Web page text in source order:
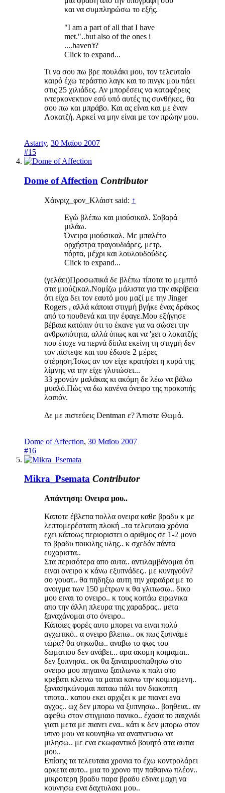
και να συμπληρώσω το εξής.
"I am a part of all that I have
met."..but also of the ones i
....haven't?
Click to expand...
Τι να σου πω βρε πουλάκι μου, τον τελευταίο
καιρό έχω τεράστιο λαγκ και το πινγκ μου πάει
στις 25 χιλιάδες. Αν μπορέσεις να καταφέρεις
ιντερκονεκτιον εσύ υπό αυτές τις συνθήκες, θα
σου πω και μπράβο. Και ας είναι και με έναν
Λοκατζή. Αρκεί να μην είναι με τον πρώην μου.
Astarty, 30 Μαϊου 2007
#15
Dome of Affection Contributor
Χάινριχ_φον_Κλάιστ said: ↑
Εγώ βλέπω και μιούσικαλ. Σοβαρά
μιλάω.
Όνειρα μιούσικαλ. Με μπαλέτο
ορχήστρα τραγουδιάρες, μετρ,
πόρτα, μέχρι και λουλουδούδες.
Click to expand...
(γελάει)Προσωπικά δε βλέπω τίποτα το μεμπτό
στα μιούζικαλ.Νομίζω μάλιστα για την ακρίβεια
ότι είχα δει τον εαυτό μου μαζί με την Jinger
Rogers , αλλά κάποια στιγμή βγήκε ένας δράκος
από το πουθενά και την έφαγε.Μου εξήγησε
βέβαια κατόπιν ότι το έκανε για να σώσει την
ανθρωπότητα, αλλά όπως και να 'χει ο λοκατζής
που έτυχε να περνά δίπλα εκείνη τη στιγμή δεν
τον πίστεψε και του έδωσε 2 μέρες
στέρηση.Ίσως αν τον είχε κρατήσει η κυρά της
λίμνης να την είχε γλυτώσει...
33 χρονών μαλάκας κι ακόμη δε λέω να βάλω
μυαλό.Πώς να δω κανένα όνειρο της προκοπής
λοιπόν.
Δε με πιστεύεις Dentman ε? Άπιστε Θωμά.
Dome of Affection, 30 Μαϊου 2007
#16
Mikra_Psemata Contributor
Απάντηση: Ονειρα μου..
Καποτε έβλεπα πολλα ονειρα καθε βραδυ κ με
λεπτομερέστατη πλοκή ..τα τελευταια χρόνια
εχει κάποως περιοριστει ο αριθμος σε 1-2 μονο
το βραδυ ποικιλης υλης.. κ σχεδόν πάντα
ευχαριστα..
Στα περισότερα απο αυτα.. αντιλαμβάνομαι ότι
ειναι ονειρο κ κάνω εξυπνάδες.. με κυνηγούν?
σο γουατ.. θα πηδηξω αυτη την χαραδρα με το
ανοιγμα των 150 μέτρων κ θα γλιτωσω.. δικο
μου ειναι το ονειρο.. κ τους κοιτάω ειρωνικα
απο την άλλη πλευρα της χαραδρας.. μετα
ξαναχάνομαι στο όνειρο..
Κάποιες φορές αυτο μπορει να ειναι πολύ
αγχωτικό.. α ονειρο βλεπω.. οκ πως ξυπνάμε
τώρα? θα σηκωθω.. αναβω το φως του
δωματιου δεν ανάβει... αρα ακομη κοιμαμαι..
δεν ξυπνησα.. οκ θα ξαναπροσπαθησω στο
ονειρο μου πηγαινω ξαπλωνω κ παλι στο
κρεβατι κλεινω τα ματια κανω την κοιμισμενη..
ξανασηκώνομαι παταω πάλι τον διακοπτη
τιποτα.. καπου εκει αρχιζει κ με πιανει ενα
αγχος.. ωχ δεν μπορω να ξυπνησω.. βοηθεια.. αν
αφεθω στον στιγμιαιο πανικο.. έχασα το παιχνιδι
γιατι μετα με πιανει ενα.. κάτι κ δεν μπορω στον
υπνο μου να κουνηθω να αναπνευσω να
μιλησω.. με ενα εκωφαντικό βουητό στα αυτια
μου..
Επίσης τα τελευταια χρονια το έχω κοντρολάρει
αρκετα αυτο.. μια το χρονο την παθαινω πλέον..
μικροτερη βραδυ παρα βραδυ εδινα μαχη να
κουνησω ενα δαχτυλακι μου..